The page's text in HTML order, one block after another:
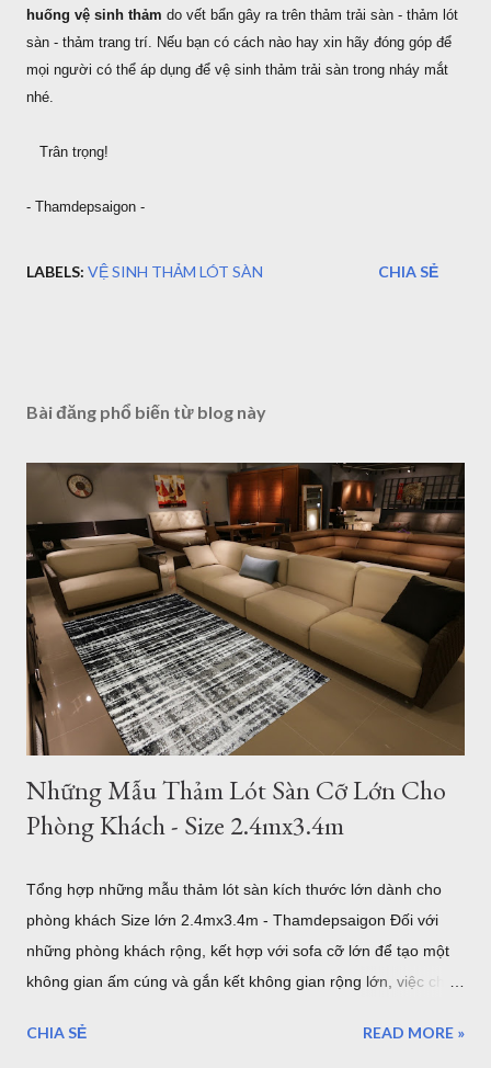
huống vệ sinh thảm do vết bẩn gây ra trên thảm trải sàn - thảm lót
sàn - thảm trang trí. Nếu bạn có cách nào hay xin hãy đóng góp để
mọi người có thể áp dụng để vệ sinh thảm trải sàn trong nháy mắt
nhé.
Trân trọng!
- Thamdepsaigon -
LABELS: VỆ SINH THẢM LÓT SÀN CHIA SẺ
Bài đăng phổ biến từ blog này
Những Mẫu Thảm Lót Sàn Cỡ Lớn Cho
Phòng Khách - Size 2.4mx3.4m
Tổng hợp những mẫu thảm lót sàn kích thước lớn dành cho
phòng khách Size lớn 2.4mx3.4m - Thamdepsaigon Đối với
những phòng khách rộng, kết hợp với sofa cỡ lớn để tạo một
không gian ấm cúng và gắn kết không gian rộng lớn, việc chọn
chiều dài 3.4m sẽ làm cho những thiết bị nội thất liền mạch,
CHIA SẺ READ MORE »